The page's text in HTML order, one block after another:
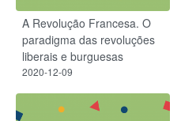
A Revolução Francesa. O
paradigma das revoluções
liberais e burguesas​
2020-12-09